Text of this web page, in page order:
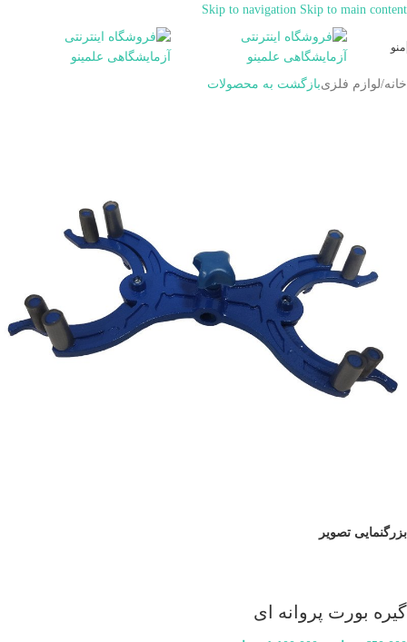
Skip to navigation Skip to main content
منو
خانه/لوازم فلزیبازگشت به محصولات
بزرگنمایی تصویر
گیره بورت پروانه ای
سفارش های خود را در واتساپ ثبت
کنید یا تماس بگیرید.
ارتباط در واتساپ